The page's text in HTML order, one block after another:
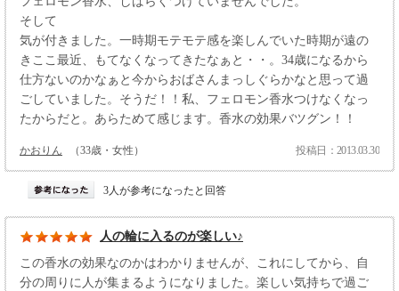
そして
気が付きました。一時期モテモテ感を楽しんでいた時期が遠の
きここ最近、もてなくなってきたなぁと・・。34歳になるから
仕方ないのかなぁと今からおばさんまっしぐらかなと思って過
ごしていました。そうだ！！私、フェロモン香水つけなくなっ
たからだと。あらためて感じます。香水の効果バツグン！！
かおりん （33歳・女性） 投稿日：2013.03.30
3人が参考になったと回答
人の輪に入るのが楽しい♪
この香水の効果なのかはわかりませんが、これにしてから、自
分の周りに人が集まるようになりました。楽しい気持ちで過ご